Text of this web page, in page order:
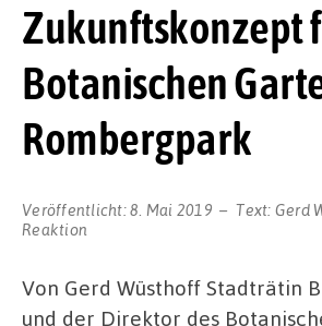
Zukunftskonzept
Botanischen
Rombergpark
Veröffentlicht:8. Mai 2019 Text: Gerd
Reaktion
Von Gerd Wüsthoff Stadträtin
und der Direktor des